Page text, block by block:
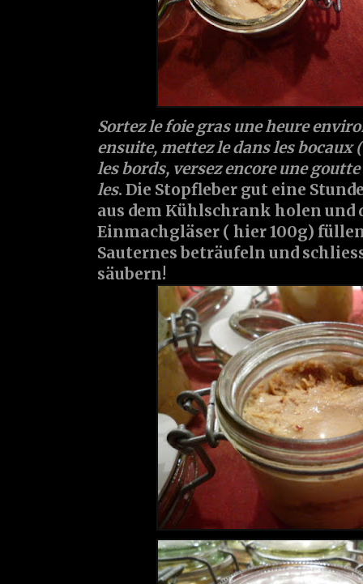
Sortez le foie gras une heure
ensuite, mettez le dans les bocaux
les bords, versez encore une
les. Die Stopfleber gut eine
aus dem Kühlschrank holen
Einmachgläser ( hier 100g)
Sauternes beträufeln und
säubern!